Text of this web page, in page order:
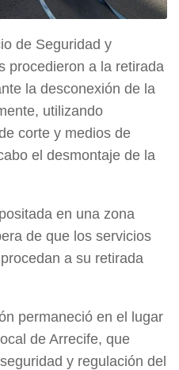
de Seguridad y
procedieron a la retirada
la desconexión de la
utilizando
corte y medios de
el desmontaje de la
en una zona
de que los servicios
a su retirada
permaneció en el lugar
de Arrecife, que
y regulación del